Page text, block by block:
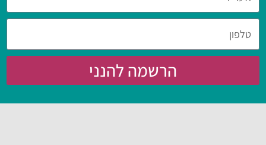
הרשמה להנני